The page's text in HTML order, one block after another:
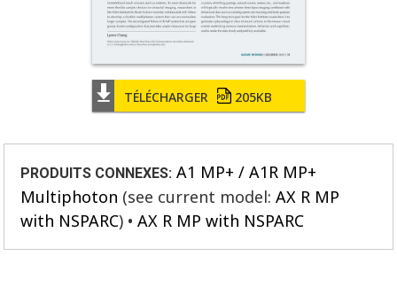
TÉLÉCHARGER 205KB
PRODUITS CONNEXES: A1 MP+ / A1R MP+
Multiphoton (see current model:AX R MP
with NSPARC) AX R MP with NSPARC